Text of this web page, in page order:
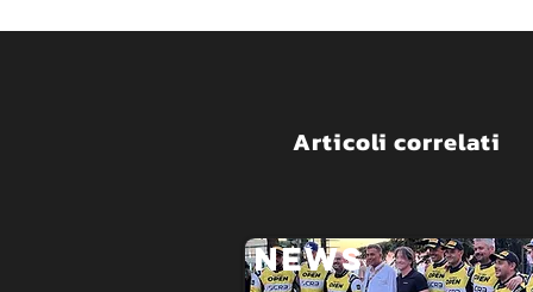
Articoli correlati
NEWS